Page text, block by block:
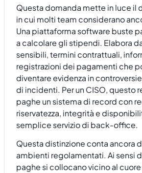
Questa domanda mette in luce il
in cui molti team considerano
Una piattaforma software buste
a calcolare gli stipendi. Elabora
sensibili, termini contrattuali,
registrazioni dei pagamenti che
diventare evidenza in
di incidenti. Per un CISO, questo
paghe un sistema di record con
riservatezza, integrità e
semplice servizio di back-office.
Questa distinzione conta ancora
ambienti regolamentati. Ai sensi
paghe si collocano vicino al